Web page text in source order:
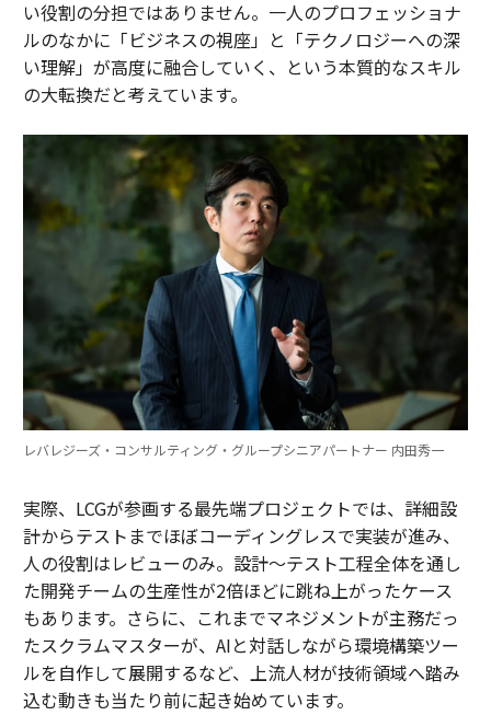
い役割の分担ではありません。一人のプロフェッショナ
ルのなかに「ビジネスの視座」と「テクノロジーへの深
い理解」が高度に融合していく、という本質的なスキル
の大転換だと考えています。
レバレジーズ・コンサルティング・グループシニアパートナー 内田秀一
実際、LCGが参画する最先端プロジェクトでは、詳細設
計からテストまでほぼコーディングレスで実装が進み、
人の役割はレビューのみ。設計～テスト工程全体を通し
た開発チームの生産性が2倍ほどに跳ね上がったケース
もあります。さらに、これまでマネジメントが主務だっ
たスクラムマスターが、AIと対話しながら環境構築ツー
ルを自作して展開するなど、上流人材が技術領域へ踏み
込む動きも当たり前に起き始めています。